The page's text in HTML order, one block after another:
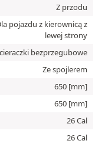
Z przodu
pojazdu z kierownicą z
lewej strony
bezprzegubowe
Ze spojlerem
650 [mm]
650 [mm]
26 Cal
26 Cal